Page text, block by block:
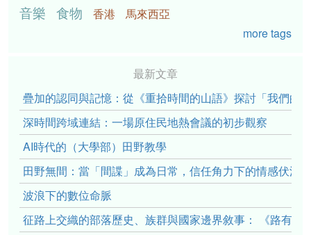
音樂 食物 香港
馬來西亞
more tags
最新文章
疊加的認同與記憶：從《重拾時間的山語》探討「我們的
深時間跨域連結：一場原住民地熱會議的初步觀察
AI時代的（大學部）田野教學
田野無間：當「間諜」成為日常，信任角力下的情感伏流
波浪下的數位命脈
征路上交織的部落歷史、族群與國家邊界敘事： 《路有